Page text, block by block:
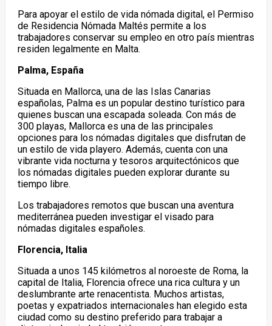
Para apoyar el estilo de vida nómada digital, el Permiso
de Residencia Nómada Maltés permite a los
trabajadores conservar su empleo en otro país mientras
residen legalmente en Malta.
Palma, España
Situada en Mallorca, una de las Islas Canarias
españolas, Palma es un popular destino turístico para
quienes buscan una escapada soleada. Con más de
300 playas, Mallorca es una de las principales
opciones para los nómadas digitales que disfrutan de
un estilo de vida playero. Además, cuenta con una
vibrante vida nocturna y tesoros arquitectónicos que
los nómadas digitales pueden explorar durante su
tiempo libre.
Los trabajadores remotos que buscan una aventura
mediterránea pueden investigar el visado para
nómadas digitales españoles.
Florencia, Italia
Situada a unos 145 kilómetros al noroeste de Roma, la
capital de Italia, Florencia ofrece una rica cultura y un
deslumbrante arte renacentista. Muchos artistas,
poetas y expatriados internacionales han elegido esta
ciudad como su destino preferido para trabajar a